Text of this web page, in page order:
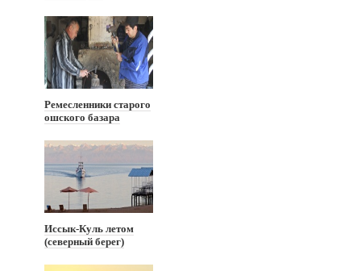
Ремесленники старого
ошского базара
Иссык-Куль летом
(северный берег)